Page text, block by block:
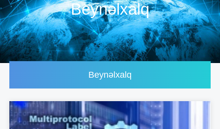
Beynəlxalq
Beynəlxalq